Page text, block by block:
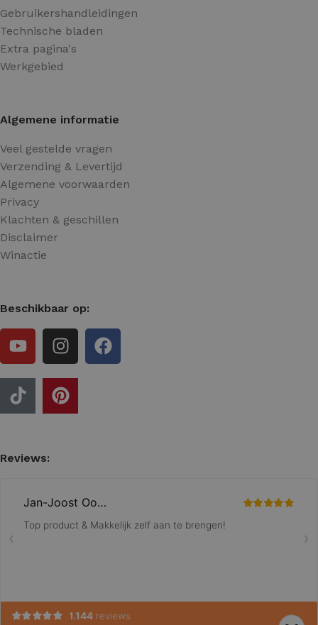
Gebruikershandleidingen
Technische bladen
Extra pagina's
Werkgebied
Algemene informatie
Veel gestelde vragen
Verzending & Levertijd
Algemene voorwaarden
Privacy
Klachten & geschillen
Disclaimer
Winactie
Beschikbaar op:
Reviews: